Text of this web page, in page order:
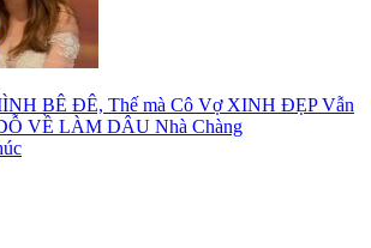
BÊ ĐÊ, Thế mà Cô Vợ XINH ĐẸP Vẫn
VỀ LÀM DÂU Nhà Chàng